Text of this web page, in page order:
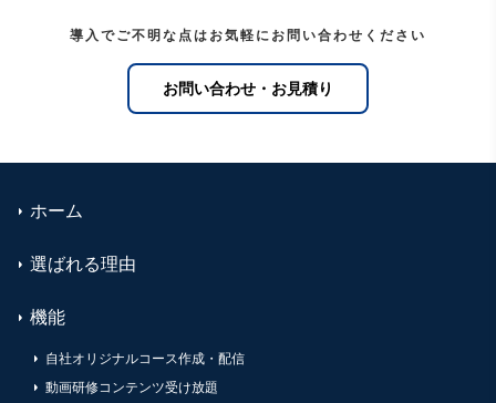
導入でご不明な点はお気軽にお問い合わせください
お問い合わせ・お見積り
ホーム
選ばれる理由
機能
自社オリジナルコース作成・配信
動画研修コンテンツ受け放題